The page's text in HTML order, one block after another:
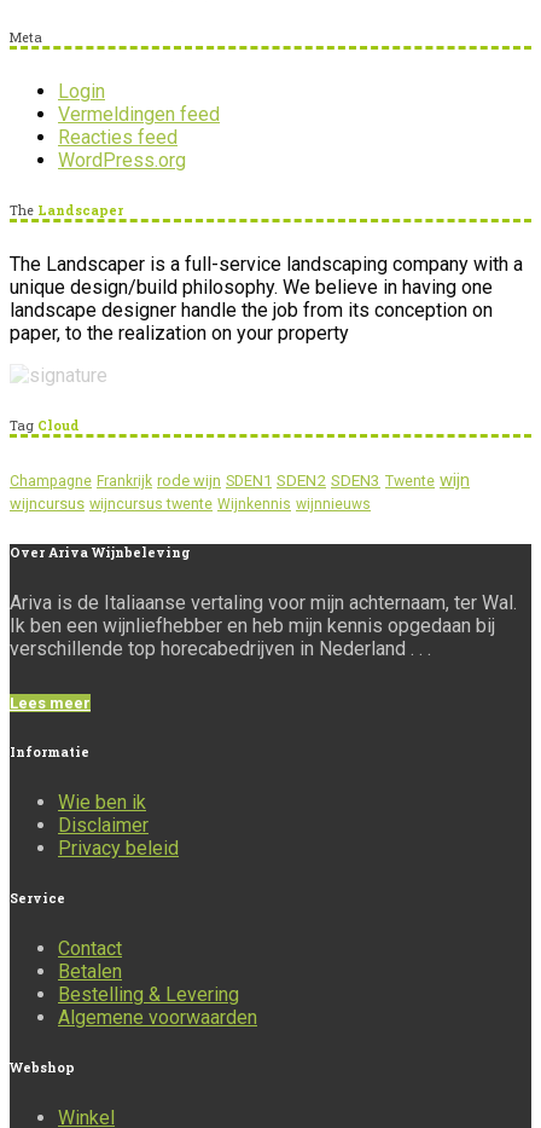
Meta
Login
Vermeldingen feed
Reacties feed
WordPress.org
The Landscaper
The Landscaper is a full-service landscaping company with a
unique design/build philosophy. We believe in having one
landscape designer handle the job from its conception on
paper, to the realization on your property
Tag Cloud
Champagne Frankrijk rode wijn SDEN1 SDEN2 SDEN3 Twente wijn
wijncursus wijncursus twente Wijnkennis wijnnieuws
Over Ariva Wijnbeleving
Ariva is de Italiaanse vertaling voor mijn achternaam, ter Wal.
Ik ben een wijnliefhebber en heb mijn kennis opgedaan bij
verschillende top horecabedrijven in Nederland . . .
Lees meer
Informatie
Wie ben ik
Disclaimer
Privacy beleid
Service
Contact
Betalen
Bestelling & Levering
Algemene voorwaarden
Webshop
Winkel